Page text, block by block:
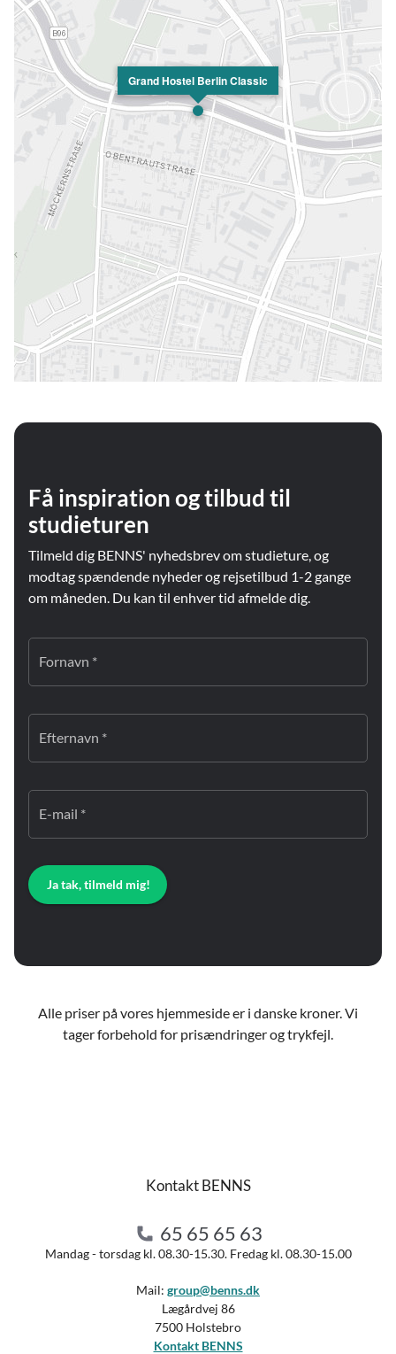
Grand Hostel Berlin Classic
Få inspiration og tilbud til
studieturen
Tilmeld dig BENNS' nyhedsbrev om studieture, og
modtag spændende nyheder og rejsetilbud 1-2 gange
om måneden. Du kan til enhver tid afmelde dig.
Fornavn *
Efternavn *
E-mail *
Ja tak, tilmeld mig!
Alle priser på vores hjemmeside er i danske kroner. Vi
tager forbehold for prisændringer og trykfejl.
Kontakt BENNS
65 65 65 63
Mandag - torsdag kl. 08.30-15.30. Fredag kl. 08.30-15.00
Mail: group@benns.dk
Lægårdvej 86
7500 Holstebro
Kontakt BENNS